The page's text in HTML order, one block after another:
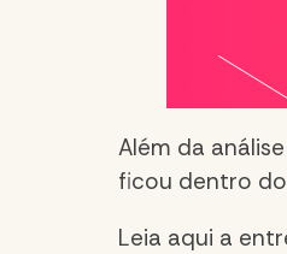
Além da
ficou dentro do
Leia aqui a